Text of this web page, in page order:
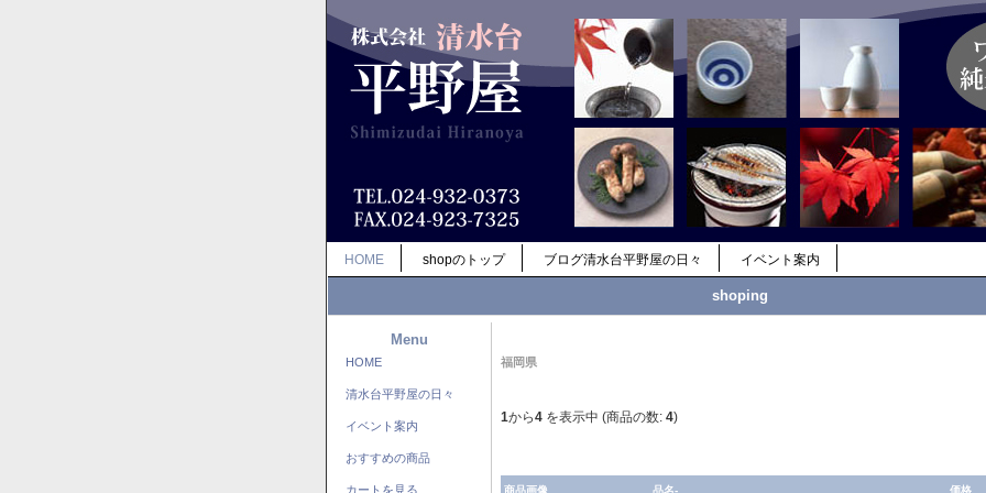
HOME shopのトップ ブログ清水台平野屋の日々 イベント案内
shoping
Menu
HOME
清水台平野屋の日々
イベント案内
おすすめの商品
カートを見る
福岡県
1から4 を表示中 (商品の数: 4)
商品画像 品名- 価格